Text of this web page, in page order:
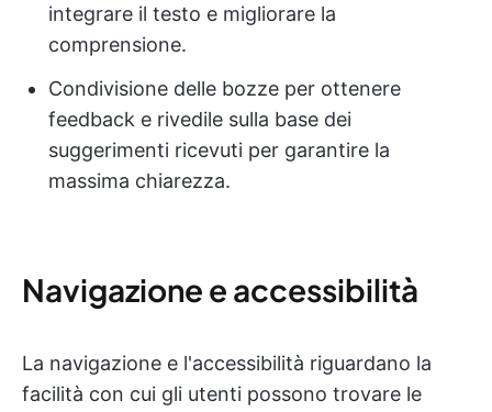
integrare il testo e migliorare la
comprensione.
Condivisione delle bozze per ottenere
feedback e rivedile sulla base dei
suggerimenti ricevuti per garantire la
massima chiarezza.
Navigazione e accessibilità
La navigazione e l'accessibilità riguardano la
facilità con cui gli utenti possono trovare le